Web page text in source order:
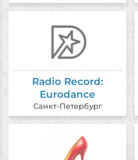
Radio Record:
Eurodance
Санкт-Петербург